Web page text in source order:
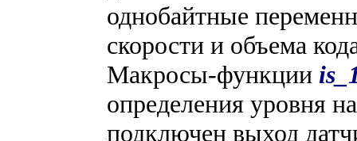
однобайтные
скорости и объема
Макросы-функции
определения уровня
подключен выход